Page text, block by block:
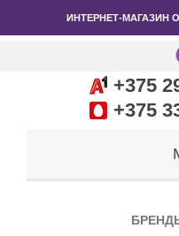
ИНТЕРНЕТ-МАГАЗИН
+375
+375